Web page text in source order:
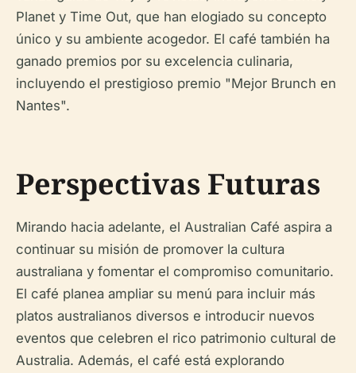
Planet y Time Out, que han elogiado su concepto
único y su ambiente acogedor. El café también ha
ganado premios por su excelencia culinaria,
incluyendo el prestigioso premio "Mejor Brunch en
Nantes".
Perspectivas Futuras
Mirando hacia adelante, el Australian Café aspira a
continuar su misión de promover la cultura
australiana y fomentar el compromiso comunitario.
El café planea ampliar su menú para incluir más
platos australianos diversos e introducir nuevos
eventos que celebren el rico patrimonio cultural de
Australia. Además, el café está explorando